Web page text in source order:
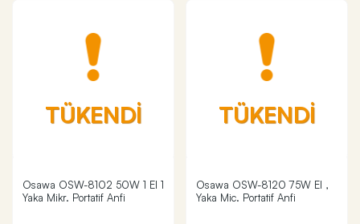
TÜKENDİ
Osawa OSW-8102 50W 1 El 1
Yaka Mikr. Portatif Anfi
TÜKENDİ
Osawa OSW-8120 75W El ,
Yaka Mic. Portatif Anfi